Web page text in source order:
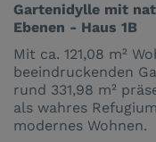
Gartenidylle mit
Ebenen - Haus 1B
Mit ca. 121,08 m²
beeindruckenden
rund 331,98 m²
als wahres
modernes Wohnen.